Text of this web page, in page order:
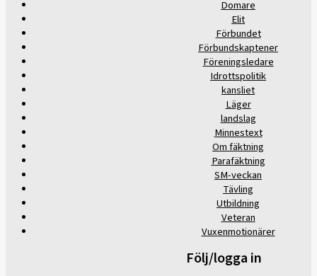
Domare
Elit
Förbundet
Förbundskaptener
Föreningsledare
Idrottspolitik
kansliet
Läger
landslag
Minnestext
Om fäktning
Parafäktning
SM-veckan
Tävling
Utbildning
Veteran
Vuxenmotionärer
Följ/logga in